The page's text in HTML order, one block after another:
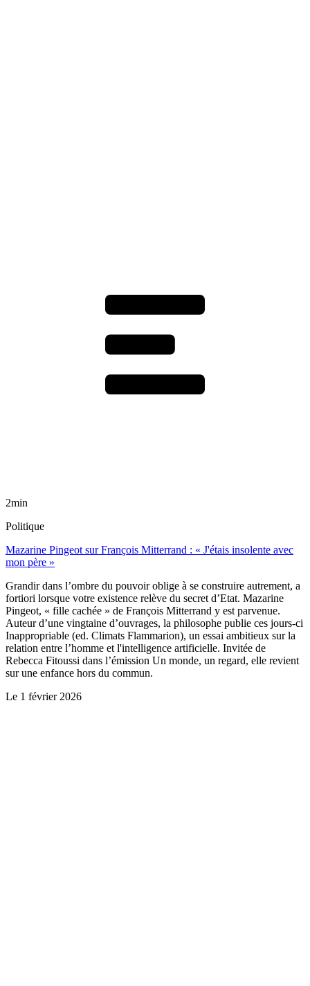
2min
Politique
Mazarine Pingeot sur François Mitterrand : « J'étais insolente avec
mon père »
Grandir dans l’ombre du pouvoir oblige à se construire autrement, a
fortiori lorsque votre existence relève du secret d’Etat. Mazarine
Pingeot, « fille cachée » de François Mitterrand y est parvenue.
Auteur d’une vingtaine d’ouvrages, la philosophe publie ces jours-ci
Inappropriable (ed. Climats Flammarion), un essai ambitieux sur la
relation entre l’homme et l'intelligence artificielle. Invitée de
Rebecca Fitoussi dans l’émission Un monde, un regard, elle revient
sur une enfance hors du commun.
Le 1 février 2026